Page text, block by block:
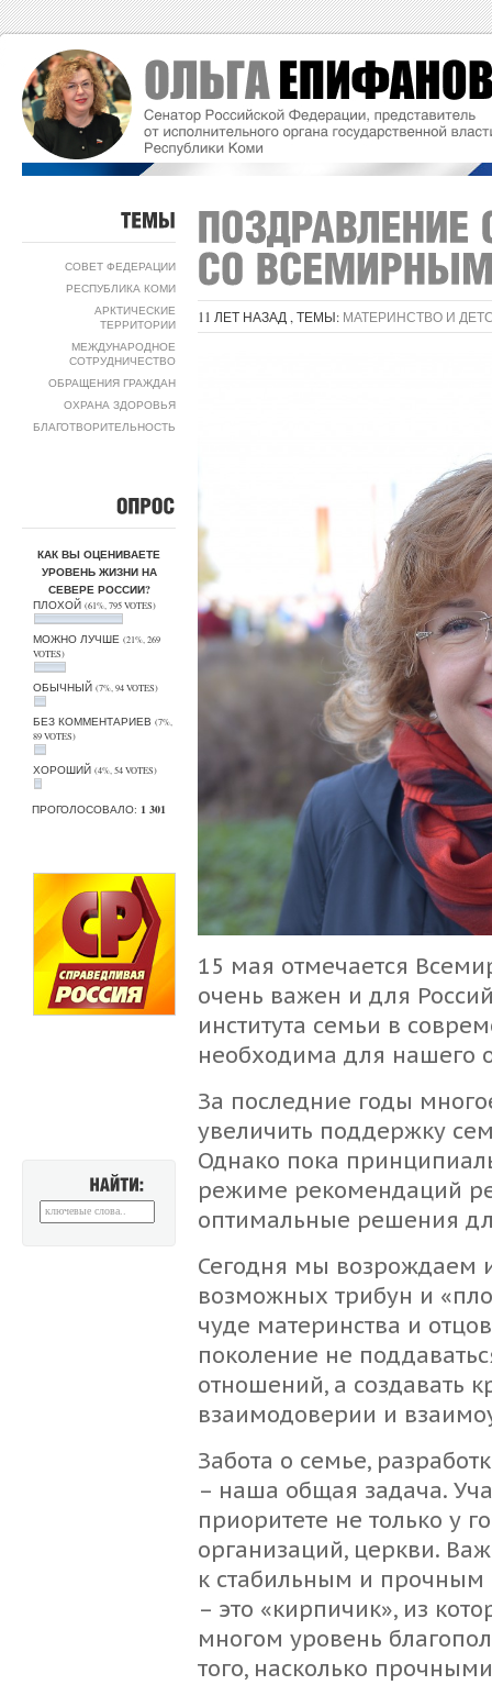
СОВЕТ ФЕДЕРАЦИИ
РЕСПУБЛИКА КОМИ
АРКТИЧЕСКИЕ
ТЕРРИТОРИИ
МЕЖДУНАРОДНОЕ
СОТРУДНИЧЕСТВО
ОБРАЩЕНИЯ ГРАЖДАН
ОХРАНА ЗДОРОВЬЯ
БЛАГОТВОРИТЕЛЬНОСТЬ
КАК ВЫ ОЦЕНИВАЕТЕ
УРОВЕНЬ ЖИЗНИ НА
СЕВЕРЕ РОССИИ?
ПЛОХОЙ (61%, 795 VOTES)
МОЖНО ЛУЧШЕ (21%, 269
VOTES)
ОБЫЧНЫЙ (7%, 94 VOTES)
БЕЗ КОММЕНТАРИЕВ (7%,
89 VOTES)
ХОРОШИЙ (4%, 54 VOTES)
ПРОГОЛОСОВАЛО: 1 301
11 ЛЕТ НАЗАД , ТЕМЫ: МАТЕРИНСТВО И
15 мая отмечается
очень важен и для
института семьи в
необходима для нашего
За последние годы
увеличить поддержку
Однако пока
режиме рекомендаций
оптимальные решения
Сегодня мы возрождаем
возможных трибун и
чуде материнства и
поколение не
отношений, а создавать
взаимодоверии и
Забота о семье,
– наша общая задача.
приоритете не только у
организаций, церкви.
к стабильным и
– это «кирпичик», из
многом уровень
того, насколько